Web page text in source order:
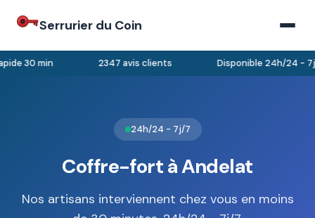
Serrurier du Coin
30 min 2347 avis clients Disponible 24h/24 - 7j/
24h/24 - 7j/7
Coffre-fort à Andelat
Nos artisans interviennent chez vous en moins